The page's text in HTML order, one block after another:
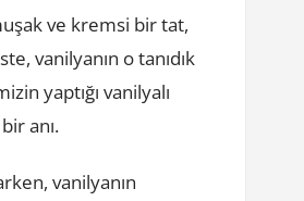
ve kremsi bir tat,
vanilyanın o tanıdık
yaptığı vanilyalı
anı.
vanilyanın